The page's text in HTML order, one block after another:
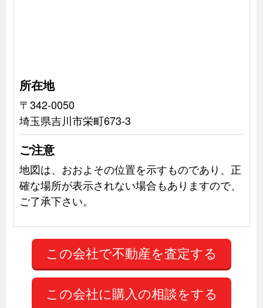
所在地
〒342-0050
埼玉県吉川市栄町673-3
ご注意
地図は、おおよその位置を示すものであり、正
確な場所が表示されない場合もありますので、
ご了承下さい。
この会社に購入の相談をする